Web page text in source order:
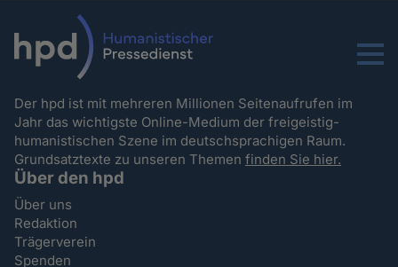
Menu
Der hpd ist mit mehreren Millionen Seitenaufrufen im
Jahr das wichtigste Online-Medium der freigeistig-
humanistischen Szene im deutschsprachigen Raum.
Grundsatztexte zu unseren Themenfinden Sie hier.
Über den hpd
Über uns
Redaktion
Trägerverein
Spenden